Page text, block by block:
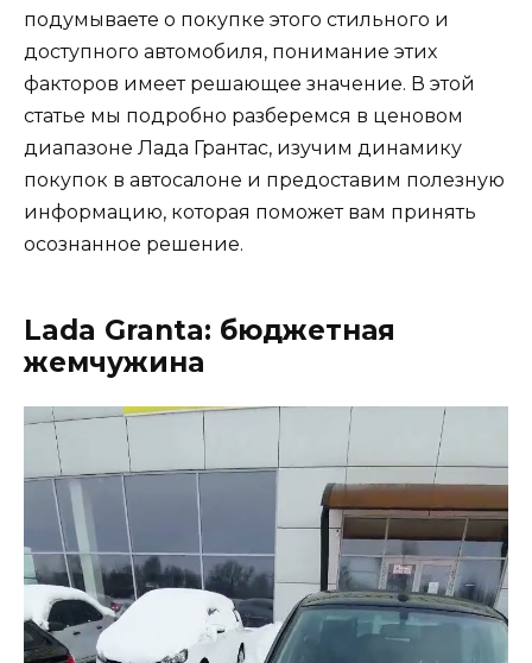
подумываете о покупке этого стильного и
доступного автомобиля, понимание этих
факторов имеет решающее значение. В этой
статье мы подробно разберемся в ценовом
диапазоне Лада Грантас, изучим динамику
покупок в автосалоне и предоставим полезную
информацию, которая поможет вам принять
осознанное решение.
Lada Granta: бюджетная
жемчужина